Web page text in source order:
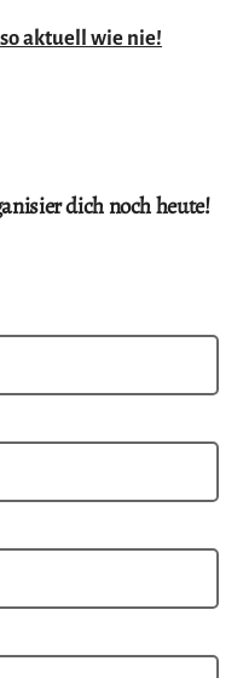
aktuell wie nie!
dich noch heute!